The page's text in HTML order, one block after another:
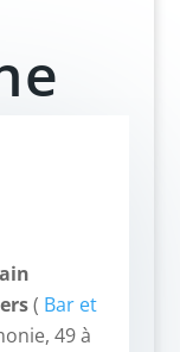
( Bar et
49 à